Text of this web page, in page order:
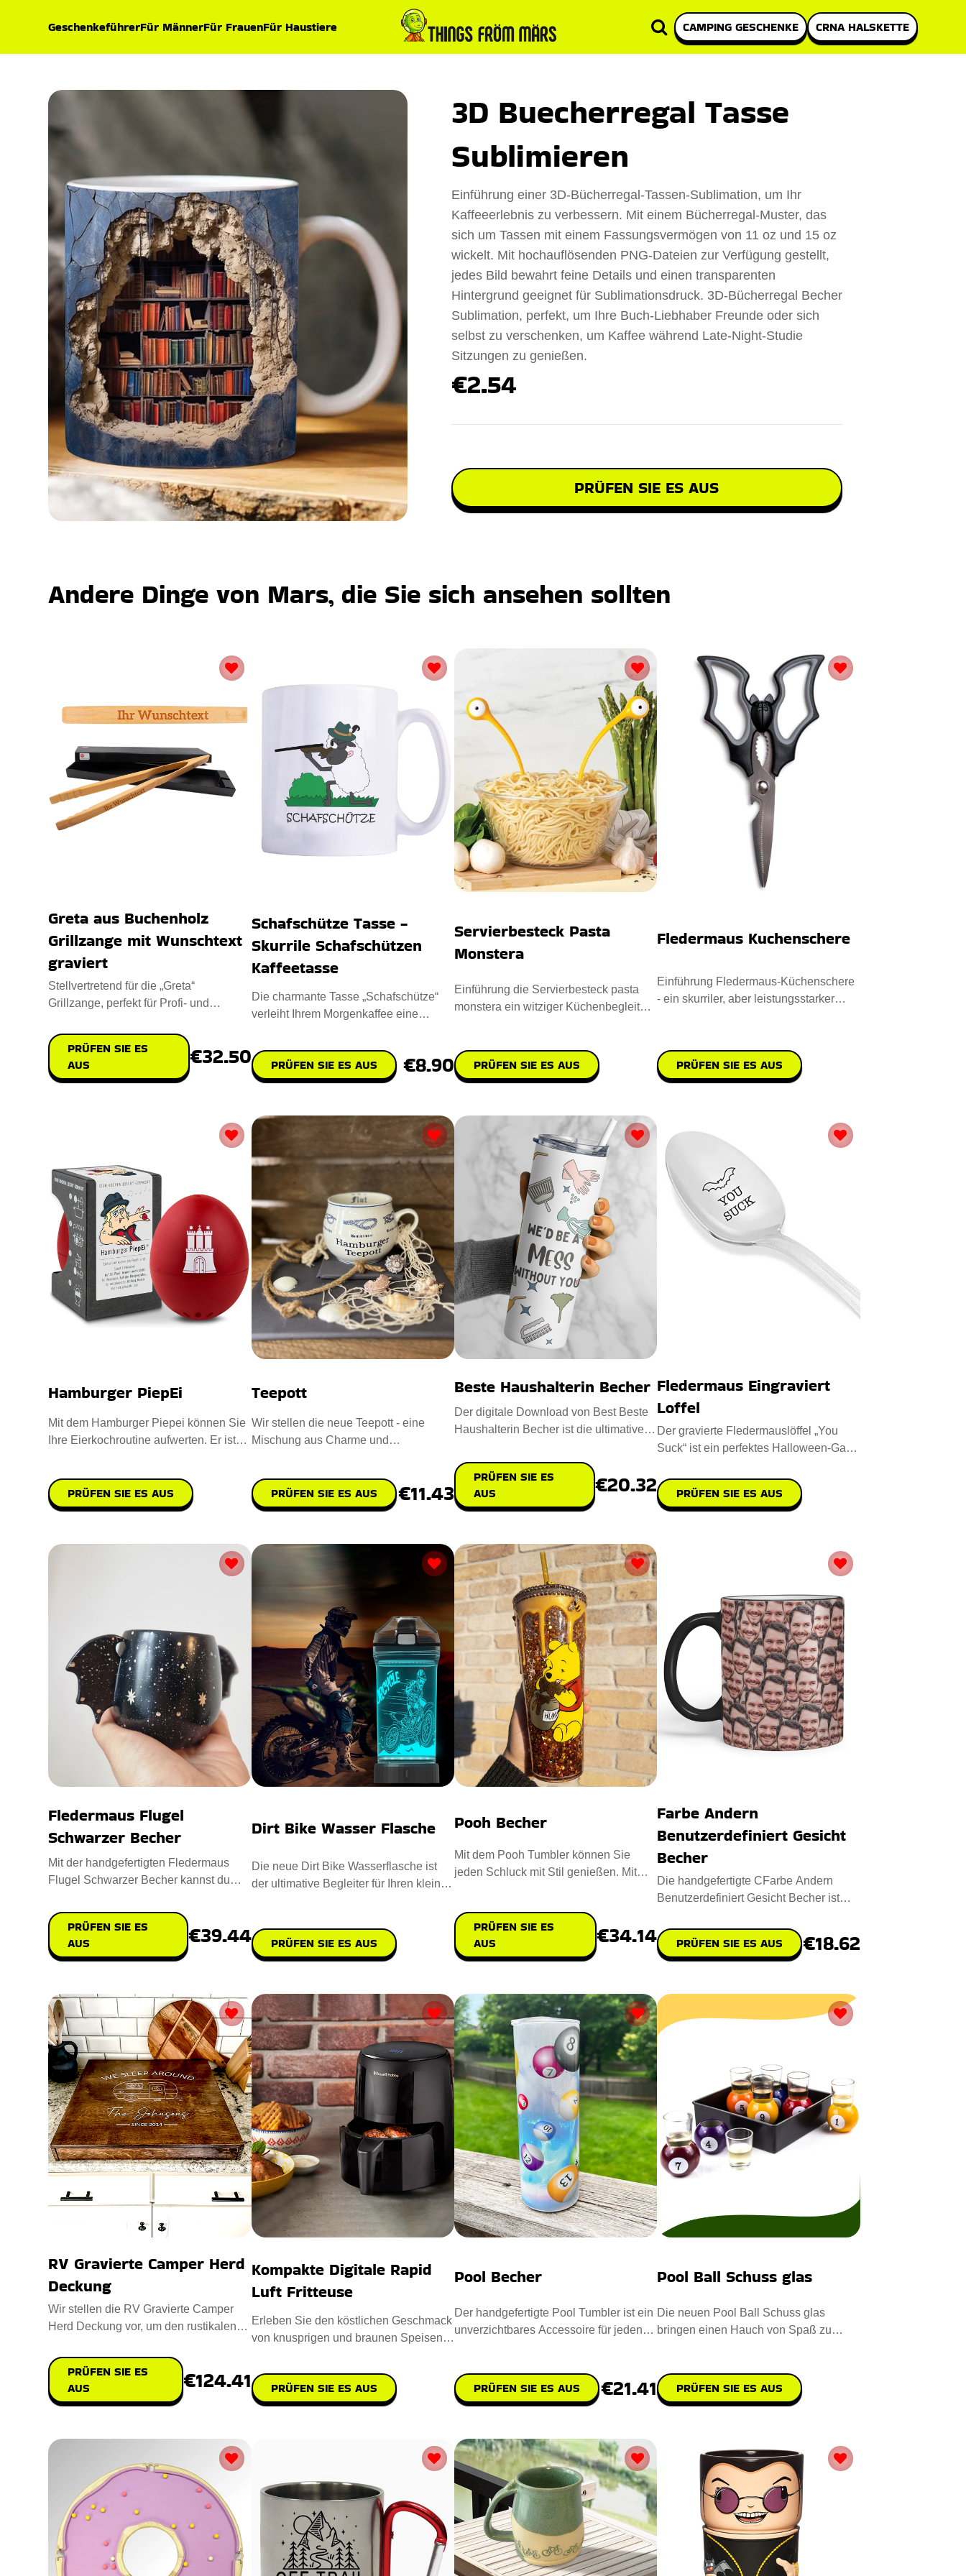
GeschenkeführerFür MännerFür FrauenFür Haustiere CAMPING GESCHENKE CRNA HALSKETTE
3D Buecherregal Tasse
Sublimieren
Einführung einer 3D-Bücherregal-Tassen-Sublimation, um Ihr
Kaffeeerlebnis zu verbessern. Mit einem Bücherregal-Muster, das
sich um Tassen mit einem Fassungsvermögen von 11 oz und 15 oz
wickelt. Mit hochauflösenden PNG-Dateien zur Verfügung gestellt,
jedes Bild bewahrt feine Details und einen transparenten
Hintergrund geeignet für Sublimationsdruck. 3D-Bücherregal Becher
Sublimation, perfekt, um Ihre Buch-Liebhaber Freunde oder sich
selbst zu verschenken, um Kaffee während Late-Night-Studie
Sitzungen zu genießen.
€2.54
PRÜFEN SIE ES AUS
Andere Dinge von Mars, die Sie sich ansehen sollten
Greta aus Buchenholz
Grillzange mit Wunschtext
graviert
Stellvertretend für die „Greta“
Grillzange, perfekt für Profi- und
PRÜFEN SIE ES
AUS
€32.50
Schafschütze Tasse -
Skurrile Schafschützen
Kaffeetasse
Die charmante Tasse „Schafschütze“
verleiht Ihrem Morgenkaffee eine
PRÜFEN SIE ES AUS €8.90
Servierbesteck Pasta
Monstera
Einführung die Servierbesteck pasta
monstera ein witziger Küchenbegleiter.
PRÜFEN SIE ES AUS
Fledermaus Kuchenschere
Einführung Fledermaus-Küchenschere
- ein skurriler, aber leistungsstarker
PRÜFEN SIE ES AUS
Hamburger PiepEi
Mit dem Hamburger Piepei können Sie
Ihre Eierkochroutine aufwerten. Er ist
PRÜFEN SIE ES AUS
Teepott
Wir stellen die neue Teepott - eine
Mischung aus Charme und
PRÜFEN SIE ES AUS €11.43
Beste Haushalterin Becher
Der digitale Download von Best Beste
Haushalterin Becher ist die ultimative
PRÜFEN SIE ES
AUS
€20.32
Fledermaus Eingraviert
Loffel
Der gravierte Fledermauslöffel „You
Suck“ ist ein perfektes Halloween-Gag-
PRÜFEN SIE ES AUS
Fledermaus Flugel
Schwarzer Becher
Mit der handgefertigten Fledermaus
Flugel Schwarzer Becher kannst du
PRÜFEN SIE ES
AUS
€39.44
Dirt Bike Wasser Flasche
Die neue Dirt Bike Wasserflasche ist
der ultimative Begleiter für Ihren kleinen
PRÜFEN SIE ES AUS
Pooh Becher
Mit dem Pooh Tumbler können Sie
jeden Schluck mit Stil genießen. Mit
PRÜFEN SIE ES
AUS
€34.14
Farbe Andern
Benutzerdefiniert Gesicht
Becher
Die handgefertigte CFarbe Andern
Benutzerdefiniert Gesicht Becher ist
PRÜFEN SIE ES AUS €18.62
RV Gravierte Camper Herd
Deckung
Wir stellen die RV Gravierte Camper
Herd Deckung vor, um den rustikalen
PRÜFEN SIE ES
AUS
€124.41
Kompakte Digitale Rapid
Luft Fritteuse
Erleben Sie den köstlichen Geschmack
von knusprigen und braunen Speisen
PRÜFEN SIE ES AUS
Pool Becher
Der handgefertigte Pool Tumbler ist ein
unverzichtbares Accessoire für jeden
PRÜFEN SIE ES AUS €21.41
Pool Ball Schuss glas
Die neuen Pool Ball Schuss glas
bringen einen Hauch von Spaß zu
PRÜFEN SIE ES AUS